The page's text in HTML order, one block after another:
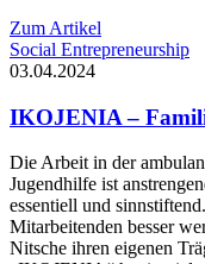
Zum Artikel
Social Entrepreneurship
03.04.2024
IKOJENIA –
Die Arbeit in der
Jugendhilfe ist
essentiell und
Mitarbeitenden besser
Nitsche ihren eigenen